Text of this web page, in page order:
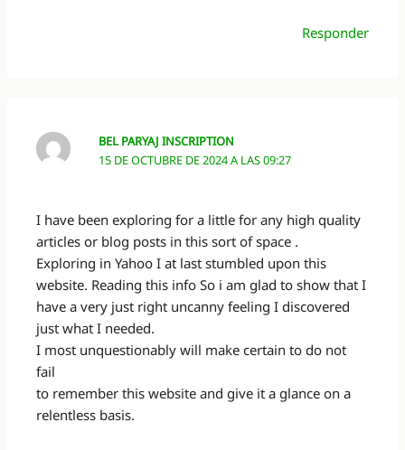
Responder
BEL PARYAJ INSCRIPTION
15 DE OCTUBRE DE 2024 A LAS 09:27
I have been exploring for a little for any high quality
articles or blog posts in this sort of space .
Exploring in Yahoo I at last stumbled upon this
website. Reading this info So i am glad to show that I
have a very just right uncanny feeling I discovered
just what I needed.
I most unquestionably will make certain to do not
fail
to remember this website and give it a glance on a
relentless basis.